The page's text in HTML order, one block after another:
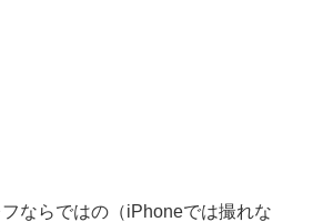
ならではの（iPhoneでは撮れな